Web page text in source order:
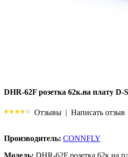
DHR-62F розетка 62к.на плату D-
Отзывы | Написать отзыв
Производитель: CONNFLY
Модель: DHR-62F розетка 62к.на